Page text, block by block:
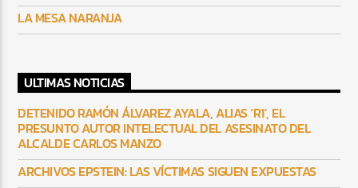
LA MESA NARANJA
ULTIMAS NOTICIAS
DETENIDO RAMÓN ÁLVAREZ AYALA, ALIAS ‘R1′, EL
PRESUNTO AUTOR INTELECTUAL DEL ASESINATO DEL
ALCALDE CARLOS MANZO
ARCHIVOS EPSTEIN: LAS VÍCTIMAS SIGUEN EXPUESTAS